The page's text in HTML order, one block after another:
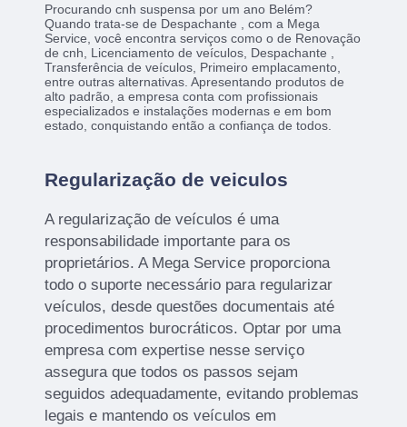
Procurando cnh suspensa por um ano Belém?
Quando trata-se de Despachante , com a Mega
Service, você encontra serviços como o de Renovação
de cnh, Licenciamento de veículos, Despachante ,
Transferência de veículos, Primeiro emplacamento,
entre outras alternativas. Apresentando produtos de
alto padrão, a empresa conta com profissionais
especializados e instalações modernas e em bom
estado, conquistando então a confiança de todos.
Regularização de veiculos
A regularização de veículos é uma
responsabilidade importante para os
proprietários. A Mega Service proporciona
todo o suporte necessário para regularizar
veículos, desde questões documentais até
procedimentos burocráticos. Optar por uma
empresa com expertise nesse serviço
assegura que todos os passos sejam
seguidos adequadamente, evitando problemas
legais e mantendo os veículos em